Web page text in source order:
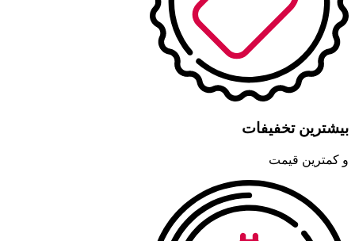
بیشترین تخفیفات
و کمترین قیمت